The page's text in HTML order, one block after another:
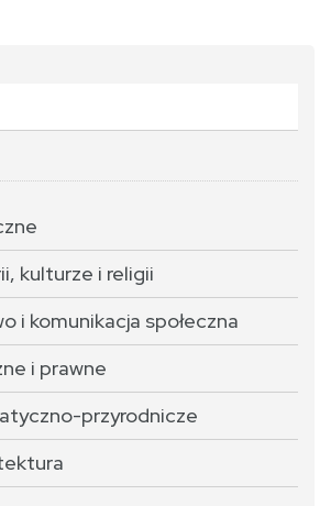
kulturze i religii
i komunikacja społeczna
i prawne
przyrodnicze